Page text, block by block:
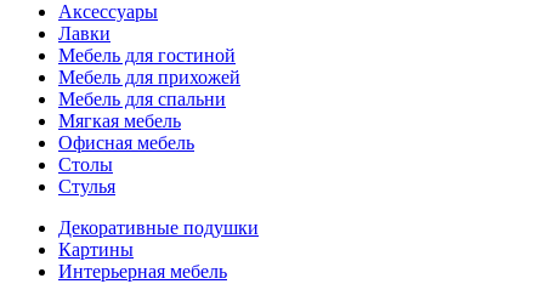
Аксессуары
Лавки
Мебель для гостиной
Мебель для прихожей
Мебель для спальни
Мягкая мебель
Офисная мебель
Столы
Стулья
Декоративные подушки
Картины
Интерьерная мебель